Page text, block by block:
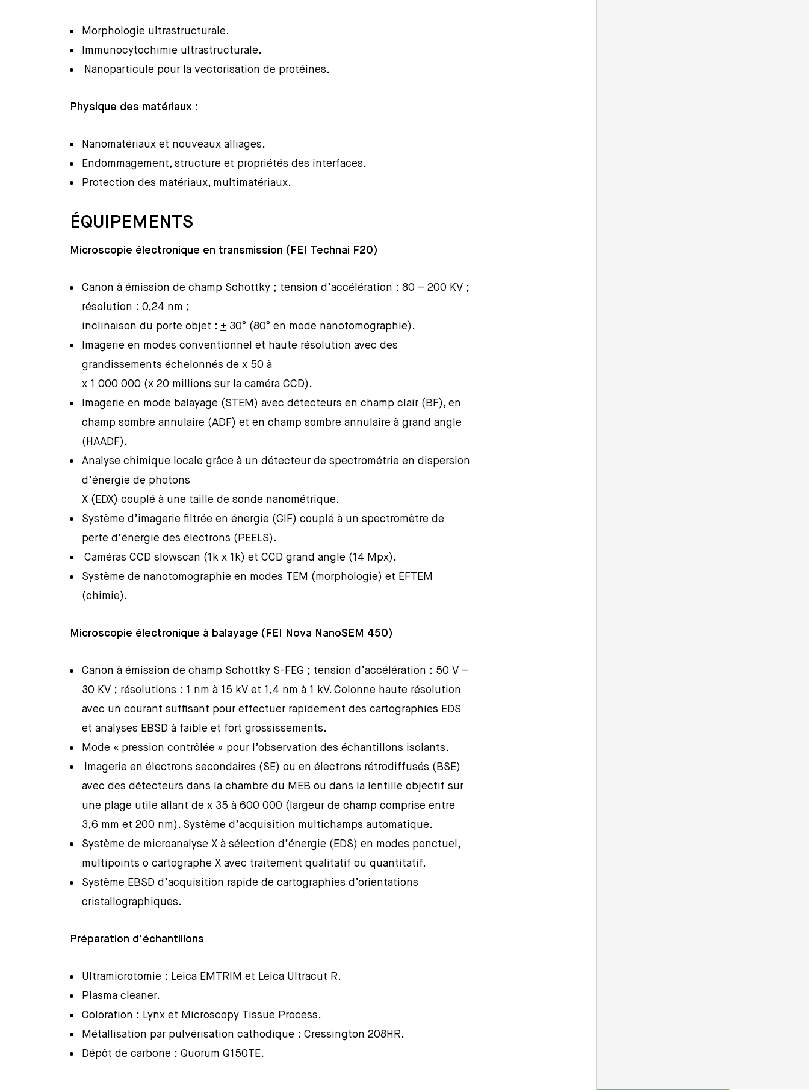
Morphologie ultrastructurale.
Immunocytochimie ultrastructurale.
Nanoparticule pour la vectorisation de protéines.
Physique des matériaux :
Nanomatériaux et nouveaux alliages.
Endommagement, structure et propriétés des interfaces.
Protection des matériaux, multimatériaux.
ÉQUIPEMENTS
Microscopie électronique en transmission (FEI Technai F20)
Canon à émission de champ Schottky ; tension d’accélération : 80 – 200 KV ;
résolution : 0,24 nm ;
inclinaison du porte objet : + 30° (80° en mode nanotomographie).
Imagerie en modes conventionnel et haute résolution avec des
grandissements échelonnés de x 50 à
x 1 000 000 (x 20 millions sur la caméra CCD).
Imagerie en mode balayage (STEM) avec détecteurs en champ clair (BF), en
champ sombre annulaire (ADF) et en champ sombre annulaire à grand angle
(HAADF).
Analyse chimique locale grâce à un détecteur de spectrométrie en dispersion
d’énergie de photons
X (EDX) couplé à une taille de sonde nanométrique.
Système d’imagerie filtrée en énergie (GIF) couplé à un spectromètre de
perte d’énergie des électrons (PEELS).
Caméras CCD slowscan (1k x 1k) et CCD grand angle (14 Mpx).
Système de nanotomographie en modes TEM (morphologie) et EFTEM
(chimie).
Microscopie électronique à balayage (FEI Nova NanoSEM 450)
Canon à émission de champ Schottky S-FEG ; tension d’accélération : 50 V –
30 KV ; résolutions : 1 nm à 15 kV et 1,4 nm à 1 kV. Colonne haute résolution
avec un courant suffisant pour effectuer rapidement des cartographies EDS
et analyses EBSD à faible et fort grossissements.
Mode « pression contrôlée » pour l’observation des échantillons isolants.
Imagerie en électrons secondaires (SE) ou en électrons rétrodiffusés (BSE)
avec des détecteurs dans la chambre du MEB ou dans la lentille objectif sur
une plage utile allant de x 35 à 600 000 (largeur de champ comprise entre
3,6 mm et 200 nm). Système d’acquisition multichamps automatique.
Système de microanalyse X à sélection d’énergie (EDS) en modes ponctuel,
multipoints o cartographe X avec traitement qualitatif ou quantitatif.
Système EBSD d’acquisition rapide de cartographies d’orientations
cristallographiques.
Préparation d’échantillons
Ultramicrotomie : Leica EMTRIM et Leica Ultracut R.
Plasma cleaner.
Coloration : Lynx et Microscopy Tissue Process.
Métallisation par pulvérisation cathodique : Cressington 208HR.
Dépôt de carbone : Quorum Q150TE.